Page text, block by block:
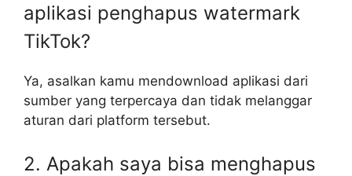
aplikasi penghapus watermark
TikTok?
Ya, asalkan kamu mendownload aplikasi dari
sumber yang terpercaya dan tidak melanggar
aturan dari platform tersebut.
2. Apakah saya bisa menghapus